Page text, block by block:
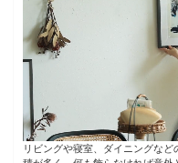
リビングや寝室、ダイニングな